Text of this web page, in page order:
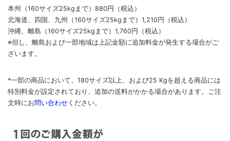
本州（160サイズ25kgまで）880円（税込）
北海道、四国、九州
（160サイズ25kgまで） 1,210円（税込）
沖縄、離島 （160サイズ25kgまで） 1,760円（税込）
※但し、離島および一部地域は上記金額に追加料金が発生する場合がご
ざいます。
*一部の商品において、180サイズ以上、および25 Kgを超える商品には
特別料金が設定されており、追加の送料がかかる場合があります。 ご注
文時にお問い合わせ ください。